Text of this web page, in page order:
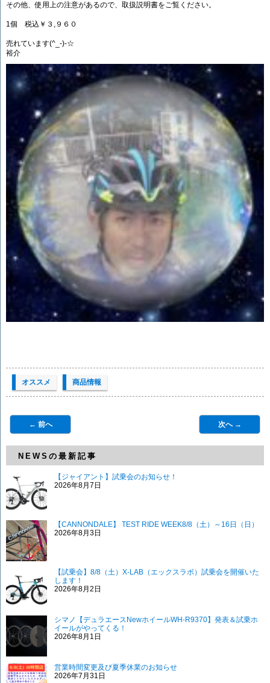
その他、使用上の注意があるので、取扱説明書をご覧ください。
1個 税込￥３,９６０
売れています(^_-)-☆
裕介
オススメ 商品情報
← 前へ 次へ →
NEWSの最新記事
【ジャイアント】試乗会のお知らせ！
2026年8月7日
【CANNONDALE】 TEST RIDE WEEK8/8（土）～16日（日）
2026年8月3日
【試乗会】8/8（土）X-LAB（エックスラボ）試乗会を開催いた
します！
2026年8月2日
シマノ【デュラエースNewホイールWH-R9370】発表＆試乗ホ
イールがやってくる！
2026年8月1日
営業時間変更及び夏季休業のお知らせ
2026年7月31日